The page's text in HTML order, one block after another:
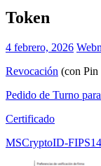
Token
4 febrero, 2026
Revocación (con Pin
Pedido de Turno
Certificado
MSCryptoID-